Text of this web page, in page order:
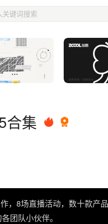
合集
，8场直播活动，数十款产
团队小伙伴。